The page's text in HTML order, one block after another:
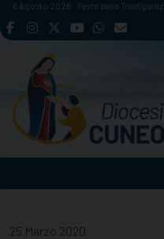
Skip
to
6 Agosto 2026 Festa della
25 Marzo 2020